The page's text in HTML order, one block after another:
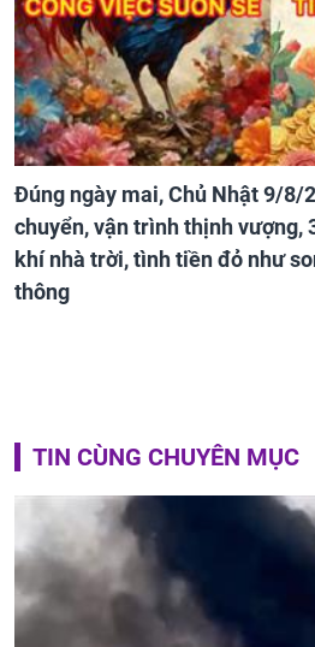
Đúng ngày mai, Chủ Nhật 9/8/
chuyển, vận trình thịnh vượng,
khí nhà trời, tình tiền đỏ như
thông
TIN CÙNG CHUYÊN MỤC